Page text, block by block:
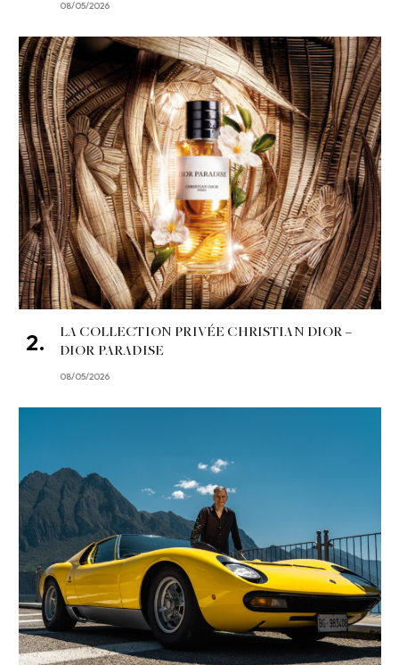
08/05/2026
LA COLLECTION PRIVÉE CHRISTIAN DIOR –
DIOR PARADISE
08/05/2026